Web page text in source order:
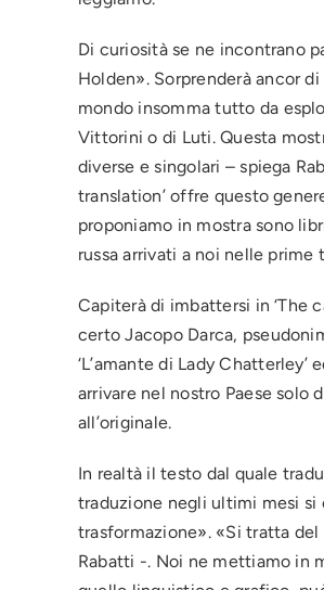
Di curiosità se ne incontrano
Holden». Sorprenderà ancor
mondo insomma tutto da
Vittorini o di Luti. Questa
diverse e singolari – spiega
translation’ offre questo
proponiamo in mostra sono
russa arrivati a noi nelle prime
Capiterà di imbattersi in ‘The
certo Jacopo Darca,
‘L’amante di Lady
arrivare nel nostro Paese solo
all’originale.
In realtà il testo dal quale
traduzione negli ultimi mesi si
trasformazione». «Si tratta
Rabatti -. Noi ne mettiamo in